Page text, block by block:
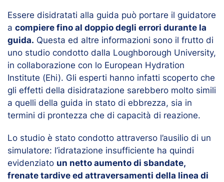
Essere disidratati alla guida può portare il guidatore
a compiere fino al doppio degli errori durante la
guida. Questa ed altre informazioni sono il frutto di
uno studio condotto dalla Loughborough University,
in collaborazione con lo European Hydration
Institute (Ehi). Gli esperti hanno infatti scoperto che
gli effetti della disidratazione sarebbero molto simili
a quelli della guida in stato di ebbrezza, sia in
termini di prontezza che di capacità di reazione.
Lo studio è stato condotto attraverso l’ausilio di un
simulatore: l’idratazione insufficiente ha quindi
evidenziato un netto aumento di sbandate,
frenate tardive ed attraversamenti della linea di